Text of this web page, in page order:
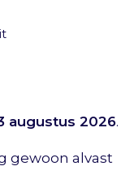
augustus 2026.
gewoon alvast